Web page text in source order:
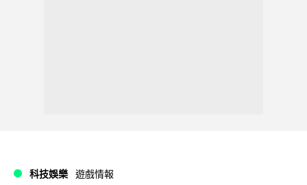
科技娛樂 遊戲情報